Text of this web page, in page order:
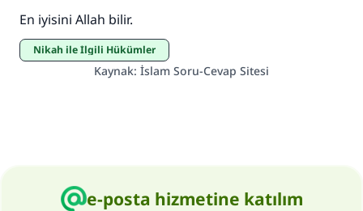
En iyisini Allah bilir.
Nikah ile İlgili Hükümler
Kaynak: İslam Soru-Cevap Sitesi
e-posta hizmetine katılım